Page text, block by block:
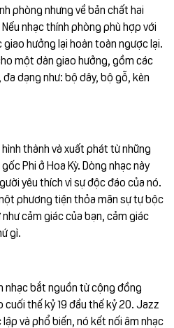
phòng nhưng về bản chất hai
nhạc thính phòng phù hợp với
hưởng lại hoàn toàn ngược lại.
một dàn giao hưởng, gồm các
dạng như: bộ dây, bộ gỗ, kèn
thành và xuất phát từ những
Phi ở Hoa Kỳ. Dòng nhạc này
yêu thích vì sự độc đáo của nó.
phương tiện thỏa mãn sự tự bộc
cảm giác của bạn, cảm giác
gì.
nhạc bắt nguồn từ cộng đồng
cuối thế kỷ 19 đầu thế kỷ 20. Jazz
và phổ biến, nó kết nối âm nhạc